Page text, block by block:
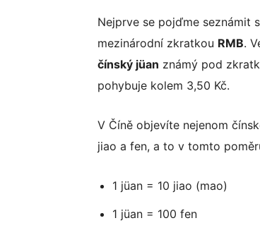
LinkedIn
WhatsApp
Telegram
Nejprve se pojďme seznámit
mezinárodní zkratkou RMB.
čínský jüan známý pod
pohybuje kolem 3,50 Kč.
V Číně objevíte nejenom
jiao a fen, a to v tomto
1 jüan = 10 jiao (mao)
1 jüan = 100 fen